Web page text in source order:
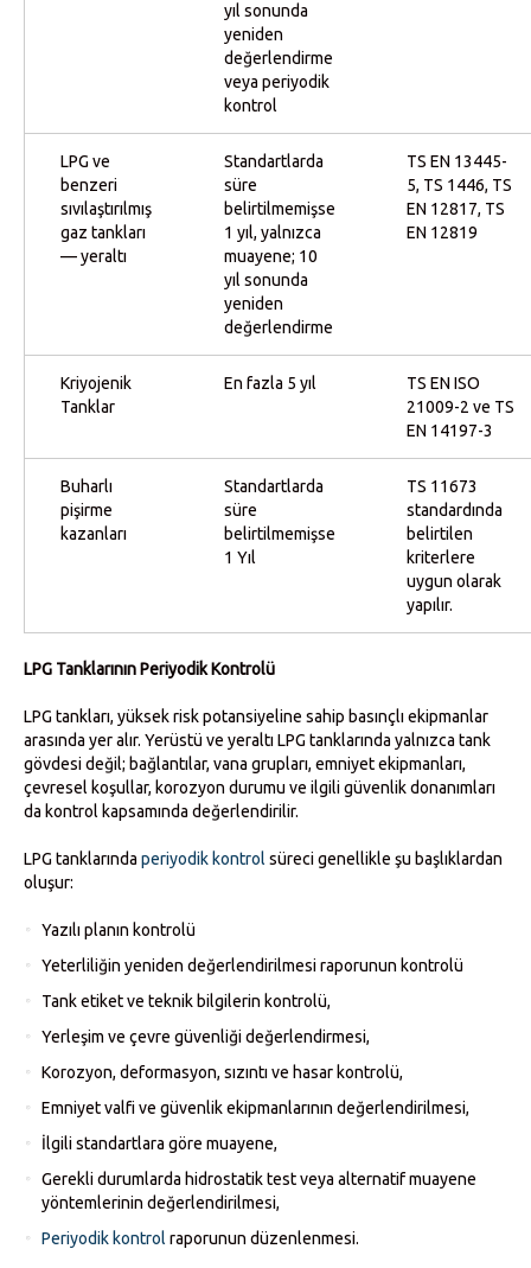
yıl sonunda
yeniden
değerlendirme
veya periyodik
kontrol
LPG ve
benzeri
sıvılaştırılmış
gaz tankları
— yeraltı
Standartlarda
süre
belirtilmemişse
1 yıl, yalnızca
muayene; 10
yıl sonunda
yeniden
değerlendirme
TS EN 13445-
5, TS 1446, TS
EN 12817, TS
EN 12819
Kriyojenik
Tanklar
En fazla 5 yıl
TS EN ISO
21009-2 ve TS
EN 14197-3
Buharlı
pişirme
kazanları
Standartlarda
süre
belirtilmemişse
1 Yıl
TS 11673
standardında
belirtilen
kriterlere
uygun olarak
yapılır.
LPG Tanklarının Periyodik Kontrolü
LPG tankları, yüksek risk potansiyeline sahip basınçlı ekipmanlar
arasında yer alır. Yerüstü ve yeraltı LPG tanklarında yalnızca tank
gövdesi değil; bağlantılar, vana grupları, emniyet ekipmanları,
çevresel koşullar, korozyon durumu ve ilgili güvenlik donanımları
da kontrol kapsamında değerlendirilir.
LPG tanklarındaperiyodik kontrol süreci genellikle şu başlıklardan
oluşur:
Yazılı planın kontrolü
Yeterliliğin yeniden değerlendirilmesi raporunun kontrolü
Tank etiket ve teknik bilgilerin kontrolü,
Yerleşim ve çevre güvenliği değerlendirmesi,
Korozyon, deformasyon, sızıntı ve hasar kontrolü,
Emniyet valfi ve güvenlik ekipmanlarının değerlendirilmesi,
İlgili standartlara göre muayene,
Gerekli durumlarda hidrostatik test veya alternatif muayene
yöntemlerinin değerlendirilmesi,
Periyodik kontrol raporunun düzenlenmesi.